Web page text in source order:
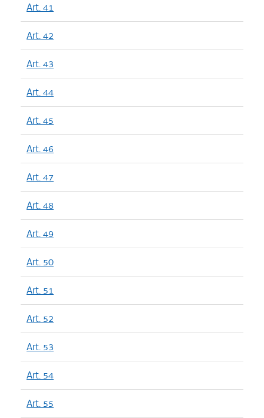
Art. 41
Art. 42
Art. 43
Art. 44
Art. 45
Art. 46
Art. 47
Art. 48
Art. 49
Art. 50
Art. 51
Art. 52
Art. 53
Art. 54
Art. 55